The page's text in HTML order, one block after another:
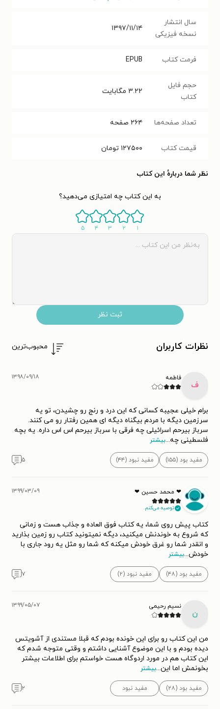
سال انتشار
نسخه فیزیکی
۱۳۹۷/۱۱/۱۴
فرمت کتاب EPUB
حجم فایل
کتاب
۳.۲۲ مگابایت
تعداد صفحه‌ها ۲۶۴ صفحه
قیمت کتاب ۱۲۷۵۰۰ تومان
نظر شما دربارهٔ این کتاب
به این کتاب چه امتیازی می‌دهید؟
۱ ۲ ۳ ۴ ۵
ثبت نظر
نظرات کاربران محبوب‌ترین
ف
فاطمه ۱۳۹۸/۰۹/۱۸
برام خیلی عجیبه کسانی که این درد و رنج رو چشیدن، تو یه
سرزمین دیگه با مردم بیگناه دیگه ای همین رفتار رو می کنند.
سرباز بیرحم اسرائیلی چه فرقی با سرباز بیرحم اس اس داره. یه بچه
فلسطینی چه...بیشتر
مفید بود (۱۵۵) مفید نبود (۴۴) ۵
❤ محمد حسین ❤
توصیه می‌کنم.
۱۳۹۹/۰۳/۰۹
کتاب پیش روی شما، یه کتاب فوق العاده و جذاب هست و زمانی
که شروع به خوندنش میکنید، دیگه نمیتونید کتاب رو زمین بذارید
و انقدر شما رو غرق خودش میکنه که شما رو مثل یه رود جاری با
خودش...بیشتر
مفید بود (۴۸) مفید نبود (۲) ۷
ن
نسیم رحیمی ۱۳۹۹/۰۵/۰۷
من این کتاب رو برای این خونده بودم که قبلا مستندی از آشویتس
دیده بودم و با این موضوع آشنایی داشتم و وقتی متوجه شدم که
این کتاب هم در مورد اردوگاه هست خواستم برای اطلاعات بیشتر
بخونمش اما این...بیشتر
مفید بود (۲۸) مفید نبود ۲